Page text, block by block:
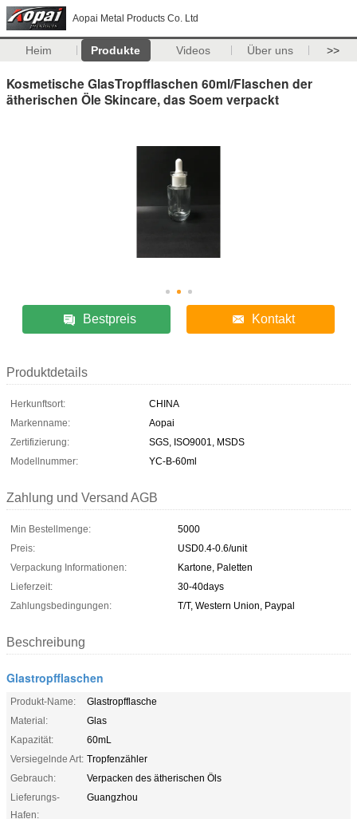
Aopai Metal Products Co. Ltd
Heim Produkte Videos Über uns >>
Kosmetische GlasTropfflaschen 60ml/Flaschen der
ätherischen Öle Skincare, das Soem verpackt
Bestpreis Kontakt
Produktdetails
Herkunftsort:
CHINA
Markenname:
Aopai
Zertifizierung:
SGS, ISO9001, MSDS
Modellnummer:
YC-B-60ml
Zahlung und Versand AGB
Min Bestellmenge:
5000
Preis:
USD0.4-0.6/unit
Verpackung Informationen:
Kartone, Paletten
Lieferzeit:
30-40days
Zahlungsbedingungen:
T/T, Western Union, Paypal
Beschreibung
Glastropfflaschen
Produkt-Name:
Glastropfflasche
Material:
Glas
Kapazität:
60mL
Versiegelnde Art: Tropfenzähler
Gebrauch:
Verpacken des ätherischen Öls
Lieferungs-
Hafen:
Guangzhou